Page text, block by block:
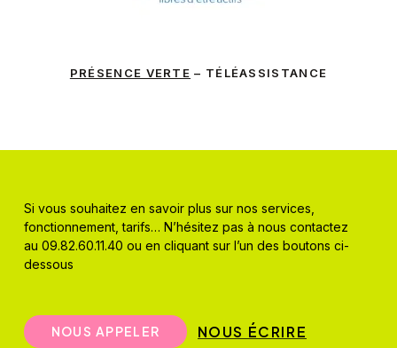
PRÉSENCE VERTE – TÉLÉASSISTANCE
Si vous souhaitez en savoir plus sur nos services,
fonctionnement, tarifs… N’hésitez pas à nous contactez
au 09.82.60.11.40 ou en cliquant sur l’un des boutons ci-
dessous
NOUS APPEL ER NOUS ÉCRIRE